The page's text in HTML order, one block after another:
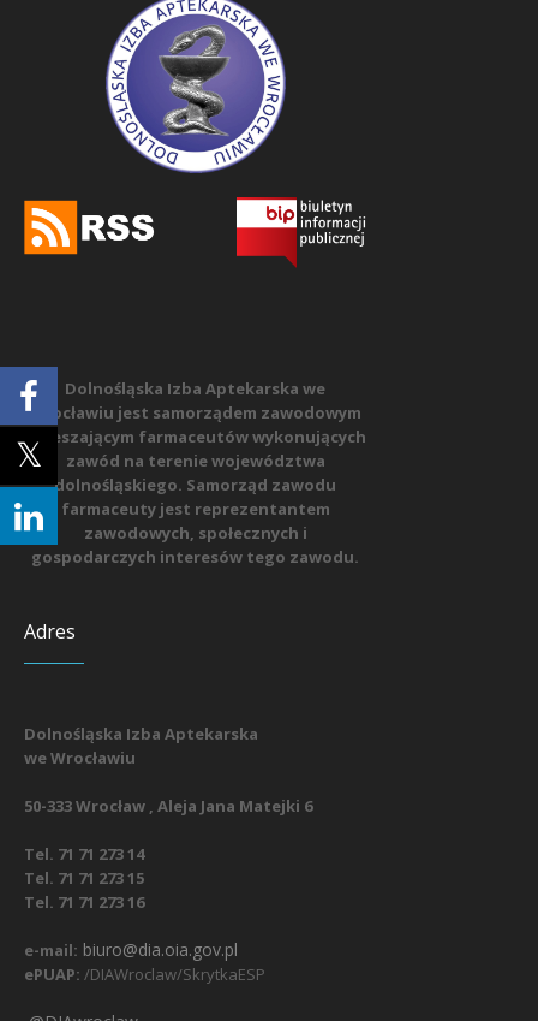
Dolnośląska Izba Aptekarska we
Wrocławiu jest samorządem zawodowym
zrzeszającym farmaceutów wykonujących
zawód na terenie województwa
dolnośląskiego. Samorząd zawodu
farmaceuty jest reprezentantem
zawodowych, społecznych i
gospodarczych interesów tego zawodu.
Adres
Dolnośląska Izba Aptekarska
we Wrocławiu
50-333 Wrocław , Aleja Jana Matejki 6
Tel. 71 71 273 14
Tel. 71 71 273 15
Tel. 71 71 273 16
e-mail: biuro@dia.oia.gov.pl
ePUAP: /DIAWroclaw/SkrytkaESP